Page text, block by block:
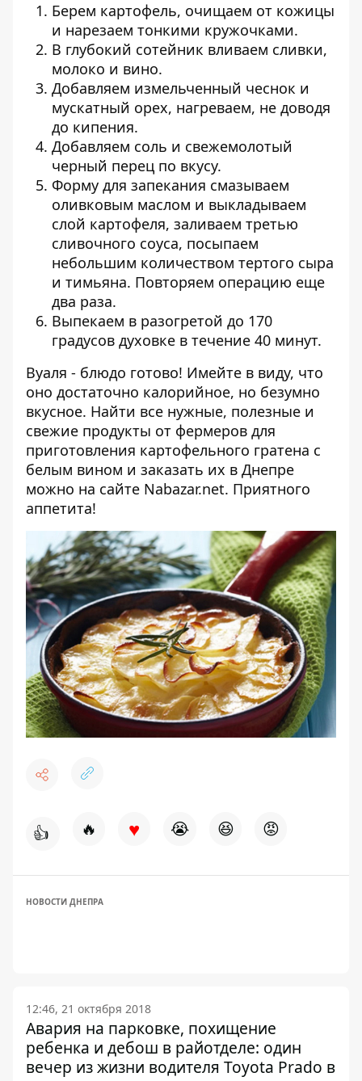
Берем картофель, очищаем от кожицы
и нарезаем тонкими кружочками.
В глубокий сотейник вливаем сливки,
молоко и вино.
Добавляем измельченный чеснок и
мускатный орех, нагреваем, не доводя
до кипения.
Добавляем соль и свежемолотый
черный перец по вкусу.
Форму для запекания смазываем
оливковым маслом и выкладываем
слой картофеля, заливаем третью
сливочного соуса, посыпаем
небольшим количеством тертого сыра
и тимьяна. Повторяем операцию еще
два раза.
Выпекаем в разогретой до 170
градусов духовке в течение 40 минут.
Вуаля - блюдо готово! Имейте в виду, что
оно достаточно калорийное, но безумно
вкусное. Найти все нужные, полезные и
свежие продукты от фермеров для
приготовления картофельного гратена с
белым вином и заказать их в Днепре
можно на сайте Nabazar.net. Приятного
аппетита!
👍 🔥 ♥ 😭 😆 😡
НОВОСТИ ДНЕПРА
12:46, 21 октября 2018
Авария на парковке, похищение
ребенка и дебош в райотделе: один
вечер из жизни водителя Toyota Prado в